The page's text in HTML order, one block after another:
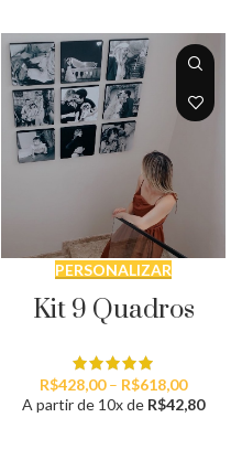
PERSONALIZAR
Kit 9 Quadros
R$428,00 – R$618,00Faixa
de
A partir de 10x de R$42,80